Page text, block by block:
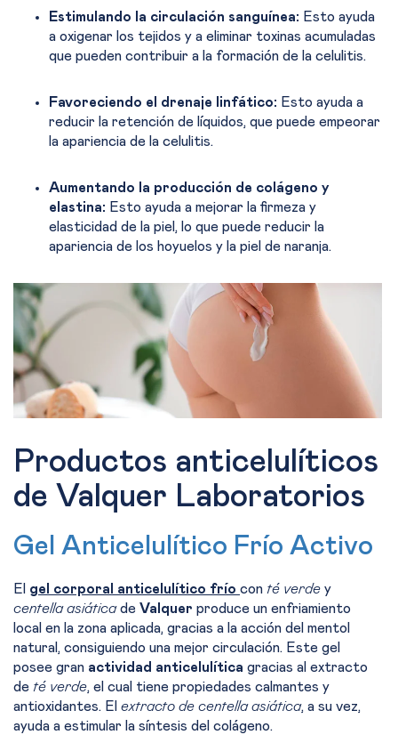
Estimulando la circulación sanguínea: Esto ayuda
a oxigenar los tejidos y a eliminar toxinas acumuladas
que pueden contribuir a la formación de la celulitis.
Favoreciendo el drenaje linfático: Esto ayuda a
reducir la retención de líquidos, que puede empeorar
la apariencia de la celulitis.
Aumentando la producción de colágeno y
elastina: Esto ayuda a mejorar la firmeza y
elasticidad de la piel, lo que puede reducir la
apariencia de los hoyuelos y la piel de naranja.
Productos anticelulíticos
de Valquer Laboratorios
Gel Anticelulítico Frío Activo
El gel corporal anticelulítico frío con té verde y
centella asiáticade Valquer produce un enfriamiento
local en la zona aplicada, gracias a la acción del mentol
natural, consiguiendo una mejor circulación. Este gel
posee gran actividad anticelulítica gracias al extracto
de té verde, el cual tiene propiedades calmantes y
antioxidantes. El extracto de centella asiática, a su vez,
ayuda a estimular la síntesis del colágeno.